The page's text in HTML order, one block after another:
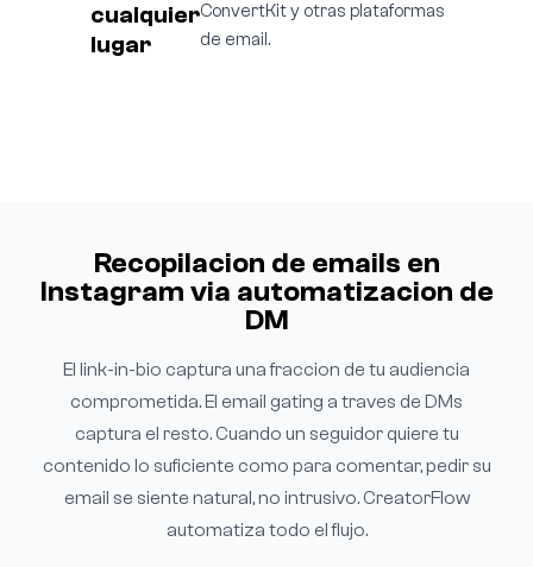
cualquier
lugar
ConvertKit y otras plataformas
de email.
Recopilacion de emails en
Instagram via automatizacion de
DM
El link-in-bio captura una fraccion de tu audiencia
comprometida. El email gating a traves de DMs
captura el resto. Cuando un seguidor quiere tu
contenido lo suficiente como para comentar, pedir su
email se siente natural, no intrusivo. CreatorFlow
automatiza todo el flujo.